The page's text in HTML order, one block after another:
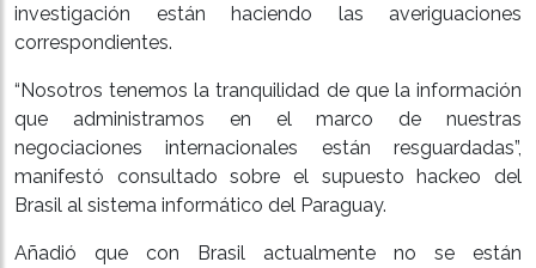
investigación están haciendo las averiguaciones
correspondientes.
“Nosotros tenemos la tranquilidad de que la información
que administramos en el marco de nuestras
negociaciones internacionales están resguardadas”,
manifestó consultado sobre el supuesto hackeo del
Brasil al sistema informático del Paraguay.
Añadió que con Brasil actualmente no se están